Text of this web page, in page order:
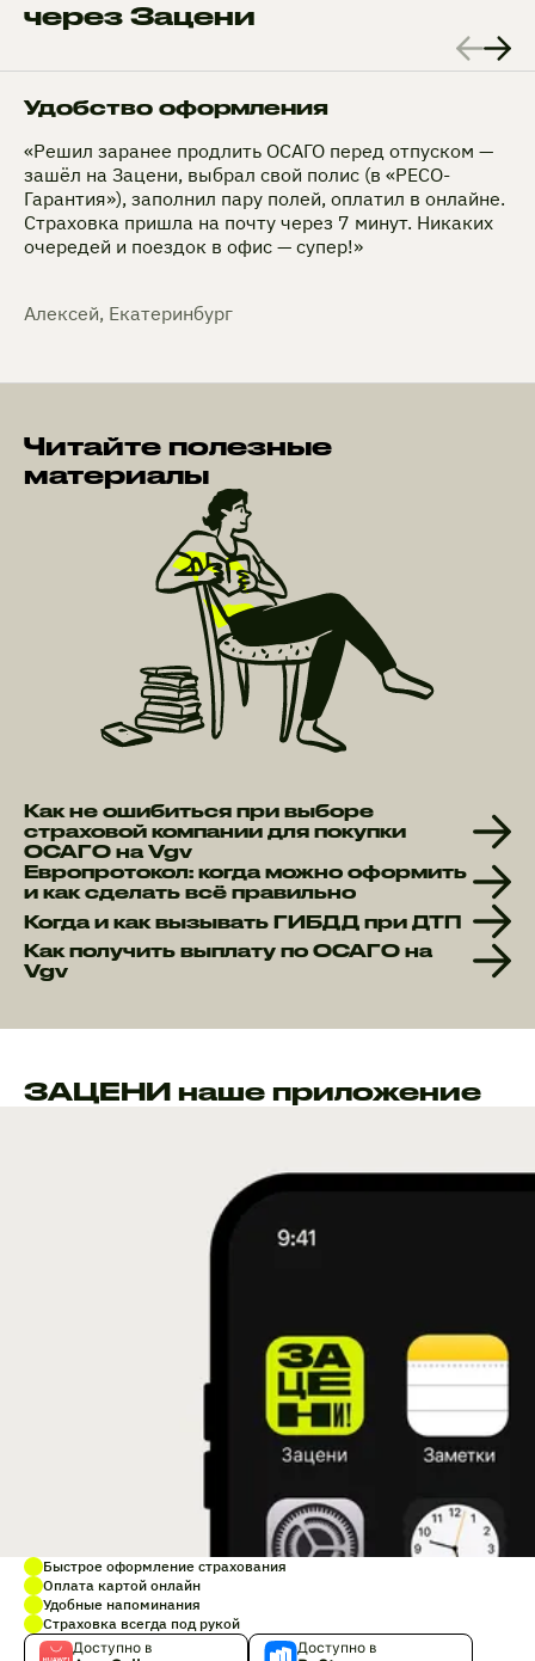
через Зацени
Удобство оформления
«Решил заранее продлить ОСАГО перед отпуском —
зашёл на Зацени, выбрал свой полис (в «РЕСО-
Гарантия»), заполнил пару полей, оплатил в онлайне.
Страховка пришла на почту через 7 минут. Никаких
очередей и поездок в офис — супер!»
Алексей, Екатеринбург
Читайте полезные
материалы
Как не ошибиться при выборе
страховой компании для покупки
ОСАГО на Vgv
Европротокол: когда можно оформить
и как сделать всё правильно
Когда и как вызывать ГИБДД при ДТП
Как получить выплату по ОСАГО на
Vgv
ЗАЦЕНИ наше приложение
Быстрое оформление страхования
Оплата картой онлайн
Удобные напоминания
Страховка всегда под рукой
Доступно в Доступно в